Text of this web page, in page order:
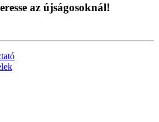
az újságosoknál!